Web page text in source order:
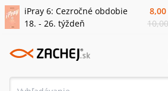
iPray 6: Cezročné obdobie
18. - 26. týždeň